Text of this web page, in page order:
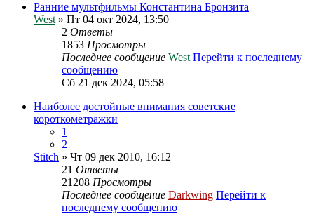
Ранние мультфильмы Константина Бронзита
West » Пт 04 окт 2024, 13:50
2 Ответы
1853 Просмотры
Последнее сообщение West Перейти к последнему
сообщению
Сб 21 дек 2024, 05:58
Наиболее достойные внимания советские
короткометражки
1
2
Stitch » Чт 09 дек 2010, 16:12
21 Ответы
21208 Просмотры
Последнее сообщение Darkwing Перейти к
последнему сообщению